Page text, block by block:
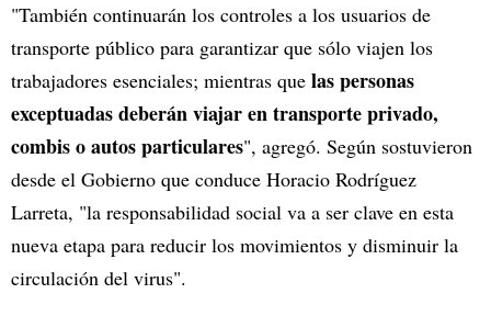
"También continuarán los controles a los usuarios de
transporte público para garantizar que sólo viajen los
trabajadores esenciales; mientras que las personas
exceptuadas deberán viajar en transporte privado,
combis o autos particulares", agregó. Según sostuvieron
desde el Gobierno que conduce Horacio Rodríguez
Larreta, "la responsabilidad social va a ser clave en esta
nueva etapa para reducir los movimientos y disminuir la
circulación del virus".